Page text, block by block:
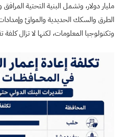
مليار دولار، وتشمل البنية التحتية
الطرق والسكك الحديدية والموانئ
وتكنولوجيا المعلومات، لكنها لا تزال